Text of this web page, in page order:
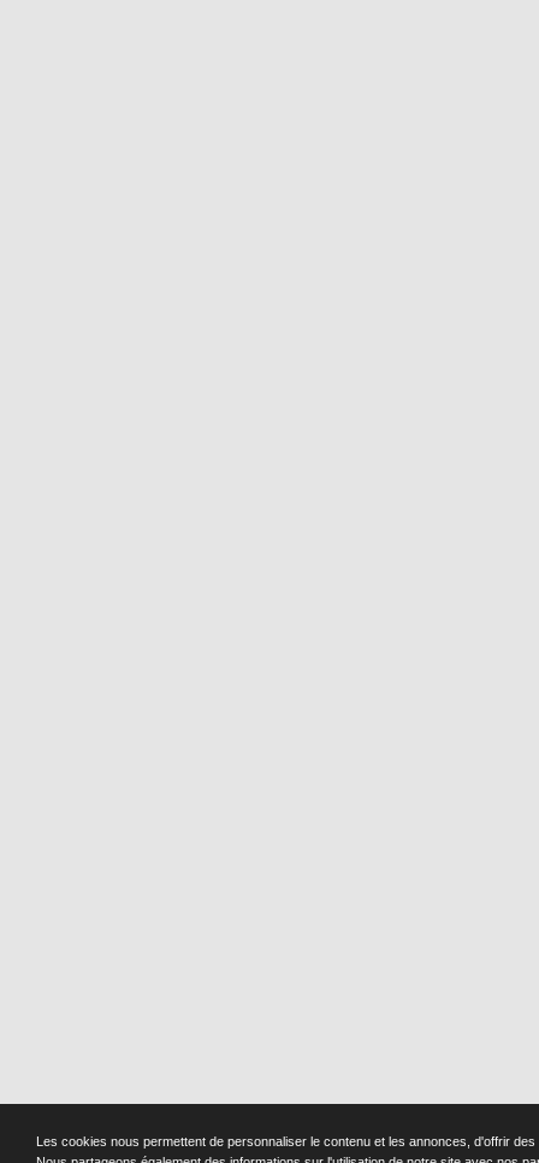
Les cookies nous permettent de personnaliser le contenu et les annonces, d'offrir